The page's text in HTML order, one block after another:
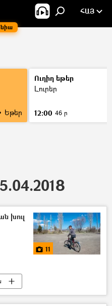
ՀԱՅ
Եթեր
Ուղիղ եթեր
Լուրեր
12:00 46 ր
խուլ
11